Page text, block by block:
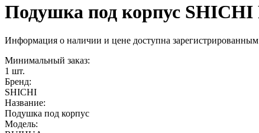
Подушка под корпус
Информация о наличии и цене доступна зарегистрированным
Минимальный заказ:
1 шт.
Бренд:
SHICHI
Название:
Подушка под корпус
Модель: